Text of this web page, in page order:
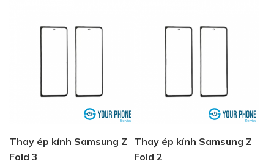
Thay ép kính Samsung Z
Fold 3
Thay ép kính Samsung Z
Fold 2